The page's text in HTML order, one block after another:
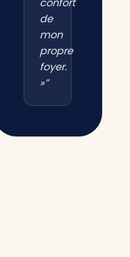
confort
de
mon
propre
foyer.
»”